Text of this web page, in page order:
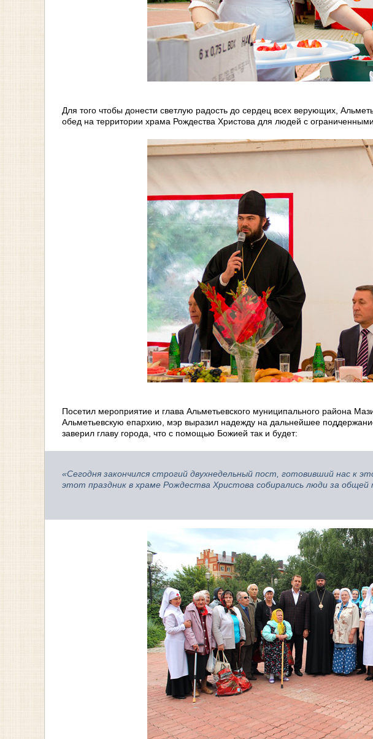
Для того чтобы донести светлую радость до сердец всех верующих,
обед на территории храма Рождества Христова для людей с
Посетил мероприятие и глава Альметьевского муниципального района
Альметьевскую епархию, мэр выразил надежду на дальнейшее
заверил главу города, что с помощью Божией так и будет:
«Сегодня закончился строгий двухнедельный пост, готовивший нас к
этот праздник в храме Рождества Христова собирались люди за общей